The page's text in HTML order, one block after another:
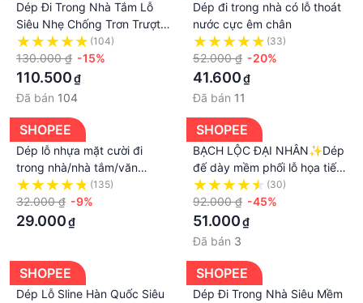
Khách hàng vui lòng nhận hàng xong đánh giá chất
lượng để ủng hộ shop bán hàng đắt khách nhé❤️❤️
❤️
Dép Đi Trong Nhà Tắm Lỗ
Siêu Nhẹ Chống Trơn Trượt |
Dép Eva Đi Trong Nhà, Văn
Phòng Siêu Nhẹ, Êm
(104)
130.000 ₫ -15%
110.500₫
Đã bán 104
Dép đi trong nhà có lỗ thoát
nước cực êm chân
(33)
52.000 ₫ -20%
41.600₫
Đã bán 11
SHOPEE
Dép lỗ nhựa mặt cười đi
trong nhà/nhà tắm/văn
phòng/khách sạn/nhà nghỉ
đủ size
(135)
32.000 ₫ -9%
29.000₫
SHOPEE
BẠCH LỘC ĐẠI NHÂN✨Dép
đế dày mềm phối lỗ họa tiết
chú cún hoạt hình thời trang
đi trong nhà dành cho nữ
(30)
92.000 ₫ -45%
51.000₫
Đã bán 3
SHOPEE
Dép Lỗ Sline Hàn Quốc Siêu
SHOPEE
Dép Đi Trong Nhà Siêu Mềm